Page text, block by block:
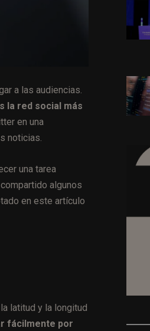
a las audiencias.
la red social más
en una
noticias.
una tarea
compartido algunos
en este artículo
latitud y la longitud
fácilmente por